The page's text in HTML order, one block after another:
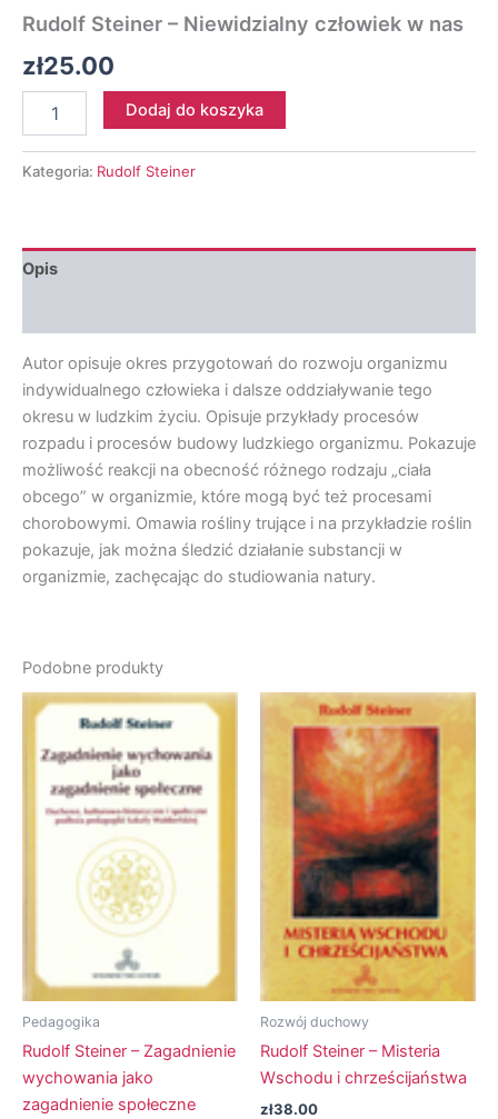
Rudolf Steiner – Niewidzialny człowiek w nas
zł25.00
Rudolf
-
nas
Dodaj do koszyka
Kategoria: Rudolf Steiner
Opis
Autor opisuje okres przygotowań do rozwoju organizmu
indywidualnego człowieka i dalsze oddziaływanie tego
okresu w ludzkim życiu. Opisuje przykłady procesów
rozpadu i procesów budowy ludzkiego organizmu. Pokazuje
możliwość reakcji na obecność różnego rodzaju „ciała
obcego” w organizmie, które mogą być też procesami
chorobowymi. Omawia rośliny trujące i na przykładzie roślin
pokazuje, jak można śledzić działanie substancji w
organizmie, zachęcając do studiowania natury.
Podobne produkty
Pedagogika
Rudolf Steiner – Zagadnienie
wychowania jako
zagadnienie społeczne
Rozwój duchowy
Rudolf Steiner – Misteria
Wschodu i chrześcijaństwa
zł38.00